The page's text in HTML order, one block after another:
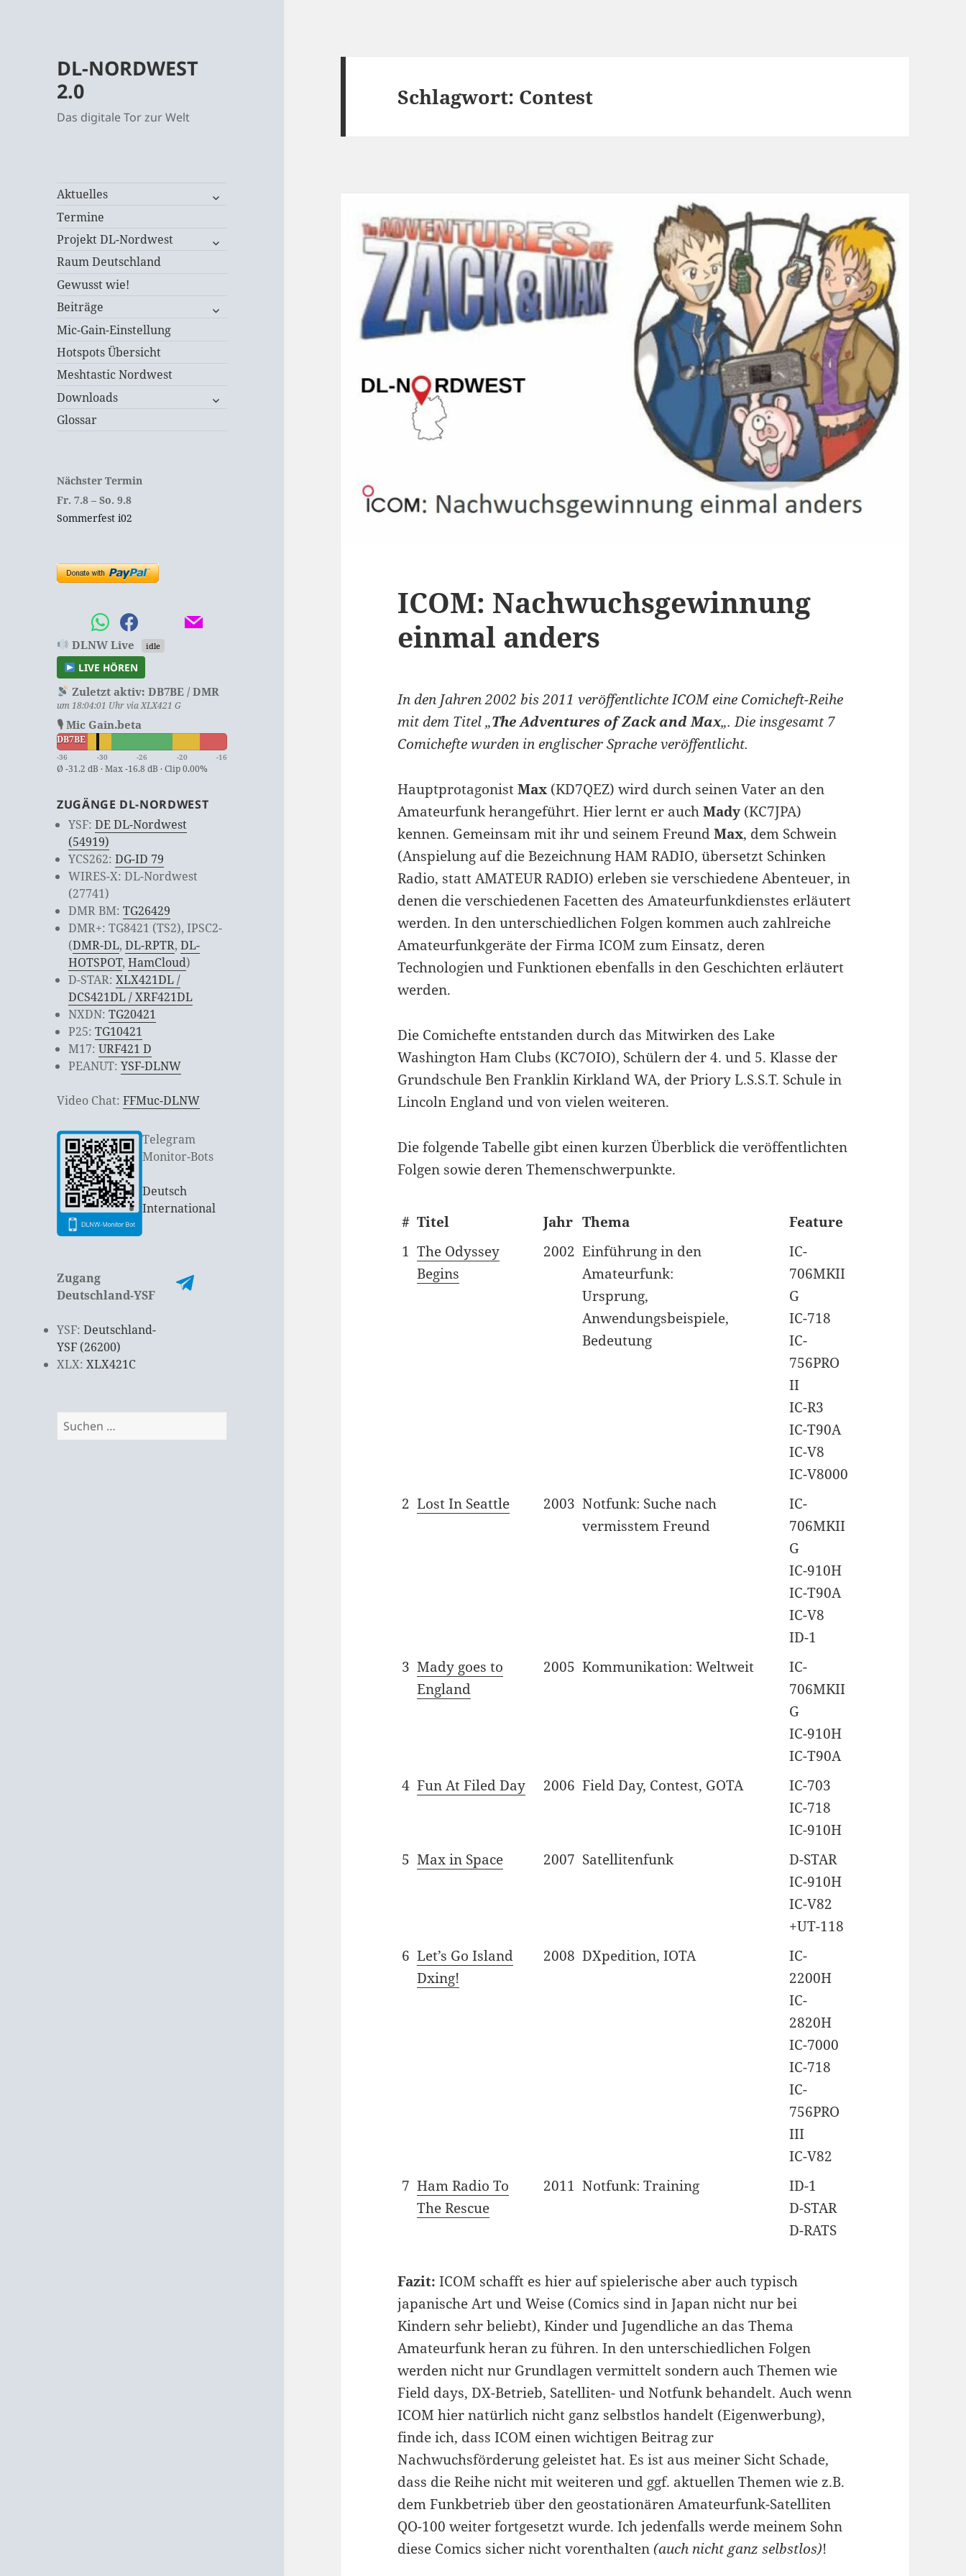
DL-NORDWEST
2.0
Das digitale Tor zur Welt
Aktuelles
untermenü
Termine
Projekt DL-Nordwest
untermenü
Raum Deutschland
Gewusst wie!
Beiträge
untermenü
Mic-Gain-Einstellung
Hotspots Übersicht
Meshtastic Nordwest
Downloads
untermenü
Glossar
Nächster Termin
Fr. 7.8 –So. 9.8
Sommerfest i02
DLNW Live idle
LIVE HÖREN
Zuletzt aktiv: DB7BE / DMR
um 18:04:01 Uhr via XLX421 G
🎙 Mic Gain.beta
DB7BE
-36 -30 -26 -20 -16
Ø -31.2 dB · Max -16.8 dB · Clip 0.00%
ZUGÄNGE DL-NORDWEST
YSF:DE DL-Nordwest
(54919)
YCS262:DG-ID 79
WIRES-X: DL-Nordwest
(27741)
DMR BM:TG26429
DMR+: TG8421 (TS2), IPSC2-
(DMR-DL,DL-RPTR,DL-
HOTSPOT,HamCloud)
D-STAR:XLX421DL /
DCS421DL / XRF421DL
NXDN:TG20421
P25:TG10421
M17:URF421 D
PEANUT:YSF-DLNW
Video Chat:FFMuc-DLNW
Telegram
Monitor-Bots
Deutsch
International
Zugang
Deutschland-YSF
YSF:Deutschland-
YSF (26200)
XLX:XLX421C
Suchen
nach:
Schlagwort: Contest
ICOM: Nachwuchsgewinnung
einmal anders
In den Jahren 2002 bis 2011 veröffentlichte ICOM eine Comicheft-Reihe
mit dem Titel „The Adventures of Zack and Max„. Die insgesamt 7
Comichefte wurden in englischer Sprache veröffentlicht.
HauptprotagonistMax(KD7QEZ) wird durch seinen Vater an den
Amateurfunk herangeführt. Hier lernt er auchMady (KC7JPA)
kennen. Gemeinsam mit ihr und seinem FreundMax, dem Schwein
(Anspielung auf die Bezeichnung HAM RADIO, übersetzt Schinken
Radio, statt AMATEUR RADIO) erleben sie verschiedene Abenteuer, in
denen die verschiedenen Facetten des Amateurfunkdienstes erläutert
werden. In den unterschiedlichen Folgen kommen auch zahlreiche
Amateurfunkgeräte der Firma ICOM zum Einsatz, deren
Technologien und Funktionen ebenfalls in den Geschichten erläutert
werden.
Die Comichefte entstanden durch das Mitwirken des Lake
Washington Ham Clubs (KC7OIO), Schülern der 4. und 5. Klasse der
Grundschule Ben Franklin Kirkland WA, der Priory L.S.S.T. Schule in
Lincoln England und von vielen weiteren.
Die folgende Tabelle gibt einen kurzen Überblick die veröffentlichten
Folgen sowie deren Themenschwerpunkte.
# Titel Jahr Thema
Feature
1 The Odyssey
Begins
2002 Einführung in den
Amateurfunk:
Ursprung,
Anwendungsbeispiele,
Bedeutung
IC-
706MKII
G
IC-718
IC-
756PRO
II
IC-R3
IC-T90A
IC-V8
IC-V8000
2 Lost In Seattle 2003 Notfunk: Suche nach
vermisstem Freund
IC-
706MKII
G
IC-910H
IC-T90A
IC-V8
ID-1
3 Mady goes to
England
2005 Kommunikation: Weltweit
IC-
706MKII
G
IC-910H
IC-T90A
4 Fun At Filed Day 2006 Field Day, Contest, GOTA
IC-703
IC-718
IC-910H
5 Max in Space 2007 Satellitenfunk
D-STAR
IC-910H
IC-V82
+UT-118
6 Let’s Go Island
Dxing!
2008 DXpedition, IOTA
IC-
2200H
IC-
2820H
IC-7000
IC-718
IC-
756PRO
III
IC-V82
7 Ham Radio To
The Rescue
2011 Notfunk: Training
ID-1
D-STAR
D-RATS
Fazit: ICOM schafft es hier auf spielerische aber auch typisch
japanische Art und Weise (Comics sind in Japan nicht nur bei
Kindern sehr beliebt), Kinder und Jugendliche an das Thema
Amateurfunk heran zu führen. In den unterschiedlichen Folgen
werden nicht nur Grundlagen vermittelt sondern auch Themen wie
Field days, DX-Betrieb, Satelliten- und Notfunk behandelt. Auch wenn
ICOM hier natürlich nicht ganz selbstlos handelt (Eigenwerbung),
finde ich, dass ICOM einen wichtigen Beitrag zur
Nachwuchsförderung geleistet hat. Es ist aus meiner Sicht Schade,
dass die Reihe nicht mit weiteren und ggf. aktuellen Themen wie z.B.
dem Funkbetrieb über den geostationären Amateurfunk-Satelliten
QO-100 weiter fortgesetzt wurde. Ich jedenfalls werde meinem Sohn
diese Comics sicher nicht vorenthalten(auch nicht ganz selbstlos)!